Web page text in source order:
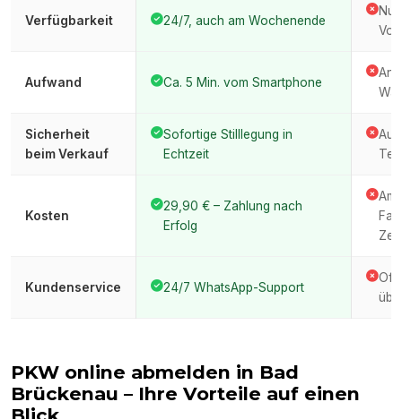
Verfügbarkeit 24/7, auch am Wochenende
Aufwand Ca. 5 Min. vom Smartphone
Sicherheit
beim Verkauf
Sofortige Stilllegung in
Echtzeit
Kosten
29,90 € – Zahlung nach
Erfolg
Kundenservice 24/7 WhatsApp-Support
Oft
PKW online abmelden in Bad
Brückenau – Ihre Vorteile auf einen